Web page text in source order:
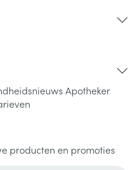
Apotheker
producten en promoties